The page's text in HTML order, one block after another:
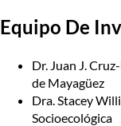
Equipo De
Dr. Juan J.
de Mayagüez
Dra. Stacey
Socioecológica